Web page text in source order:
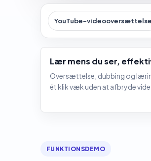
YouTube-videooversættelse
Lær mens du ser,
Oversættelse, dubbing og
ét klik væk uden at afbryde
FUNKTIONSDEMO